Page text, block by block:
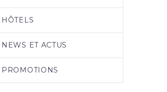
HÔTELS
NEWS ET ACTUS
PROMOTIONS